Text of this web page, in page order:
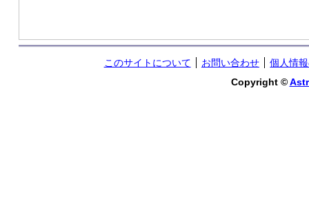
このサイトについて お問い合わせ
個人情
Copyright ©